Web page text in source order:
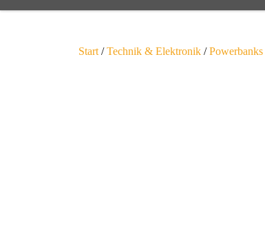
Start /Technik & Elektronik /Powerbanks